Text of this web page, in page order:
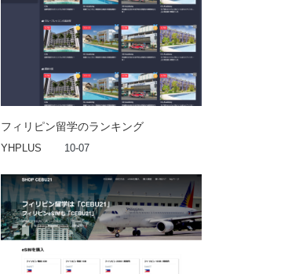
フィリピン留学のランキング
YHPLUS 10-07